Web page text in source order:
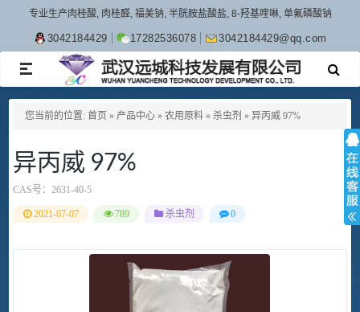
专业生产肉桂酸, 肉桂醛, 福美钠, 半胱胺盐酸盐, 8-羟基喹啉, 单氟磷酸钠
3042184429 17282536078 3042184429@qq.com
TOGGLE
NAVIGATION
您当前的位置: 首页 » 产品中心 » 农用原料 » 杀虫剂 » 异丙威 97%
异丙威 97%
CAS号： 2631-40-5
2021-07-07 789 杀虫剂 0